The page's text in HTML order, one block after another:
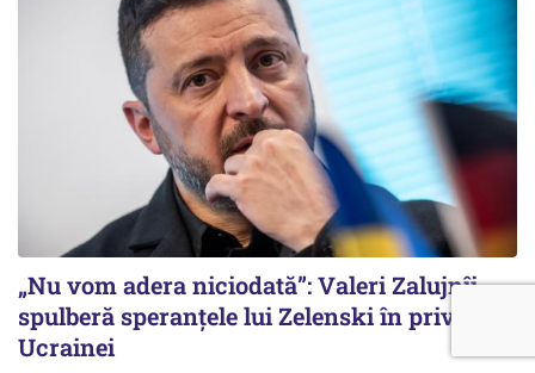
„Nu vom adera niciodată”: Valeri Zalujnîi
spulberă speranțele lui Zelenski în privința
Ucrainei